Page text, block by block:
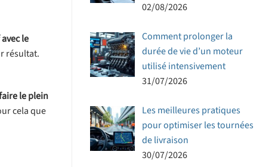
le
résultat.
le plein
cela que
02/08/2026
Comment prolonger la
durée de vie d’un moteur
utilisé intensivement
31/07/2026
Les meilleures pratiques
pour optimiser les tournées
de livraison
30/07/2026